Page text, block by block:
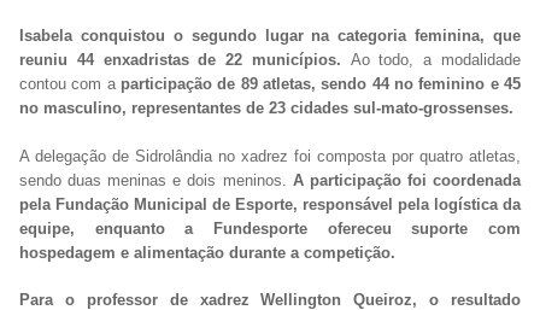
Isabela conquistou o segundo lugar na categoria feminina, que
reuniu 44 enxadristas de 22 municípios. Ao todo, a modalidade
contou com aparticipação de 89 atletas, sendo 44 no feminino e 45
no masculino, representantes de 23 cidades sul-mato-grossenses.
A delegação de Sidrolândia no xadrez foi composta por quatro atletas,
sendo duas meninas e dois meninos. A participação foi coordenada
pela Fundação Municipal de Esporte, responsável pela logística da
equipe, enquanto a Fundesporte ofereceu suporte com
hospedagem e alimentação durante a competição.
Para o professor de xadrez Wellington Queiroz, o resultado